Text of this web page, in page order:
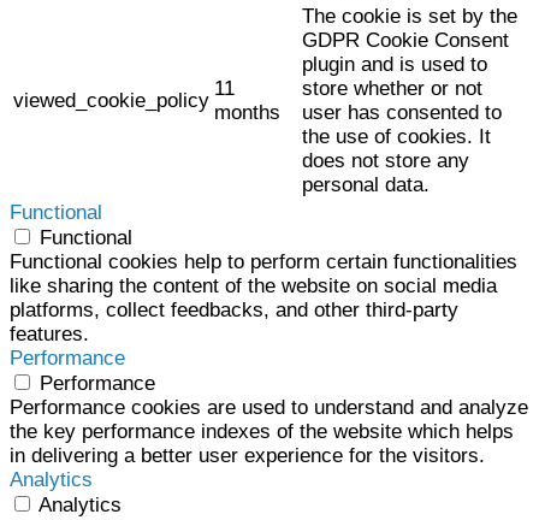
viewed_cookie_policy
11
months
The cookie is set by the
GDPR Cookie Consent
plugin and is used to
store whether or not
user has consented to
the use of cookies. It
does not store any
personal data.
Functional
Functional
Functional cookies help to perform certain functionalities
like sharing the content of the website on social media
platforms, collect feedbacks, and other third-party
features.
Performance
Performance
Performance cookies are used to understand and analyze
the key performance indexes of the website which helps
in delivering a better user experience for the visitors.
Analytics
Analytics